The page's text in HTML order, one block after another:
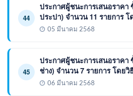
44
ประกาศผู้ชนะการเสนอราคา
ประปา) จำนวน 11 รายการ โ
05 มีนาคม 2568
45
ประกาศผู้ชนะการเสนอราคา
ช่าง) จำนวน 7 รายการ โดยวิ
06 มีนาคม 2568